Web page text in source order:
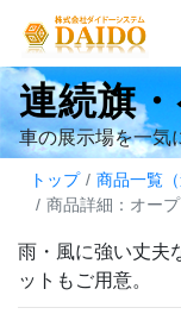
連続旗
車の展示場を一気
トップ
商品一覧
商品詳細：オー
雨・風に強い丈夫
ットもご用意。